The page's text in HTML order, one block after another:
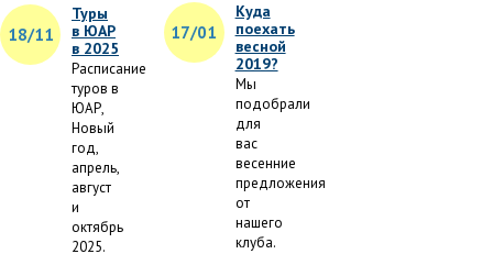
18/11
Туры
в ЮАР
в 2025
Расписание
туров в
ЮАР,
Новый
год,
апрель,
август
и
октябрь
2025.
17/01
Куда
поехать
весной
2019?
Мы
подобрали
для
вас
весенние
предложения
от
нашего
клуба.